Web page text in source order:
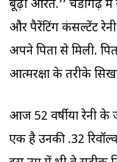
बूढ़ी औरत.’’ चंडीगढ़ में
और पैरेंटिंग कंसल्टेंट
अपने पिता से मिली.
आत्मरक्षा के तरीके
आज 52 वर्षीया रेनी
एक है उनकी .32